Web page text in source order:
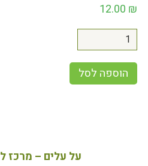
12.00 ₪
הוספה לסל
על עלים – מרכז